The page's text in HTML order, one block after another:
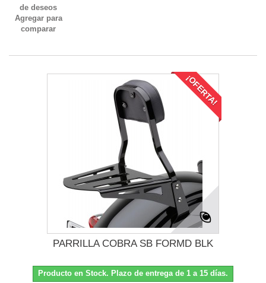
de deseos
Agregar para
comparar
¡OFERTA!
PARRILLA COBRA SB FORMD BLK
Producto en Stock. Plazo de entrega de 1 a 15 días.